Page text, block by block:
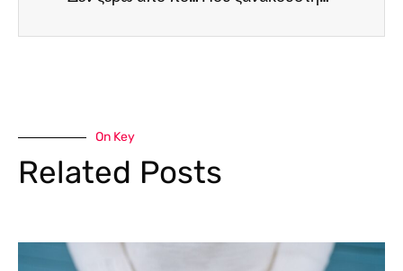
On Key
Related Posts